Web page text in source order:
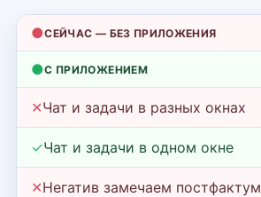
●СЕЙЧАС — БЕЗ ПРИЛОЖЕНИЯ
●С ПРИЛОЖЕНИЕМ
✕Чат и задачи в разных окнах
✓Чат и задачи в одном окне
✕Негатив замечаем постфактум